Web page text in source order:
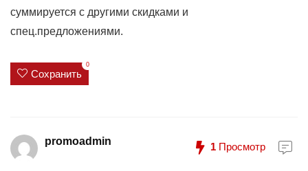
суммируется с другими скидками и
спец.предложениями.
Сохранить
0
promoadmin 1 Просмотр